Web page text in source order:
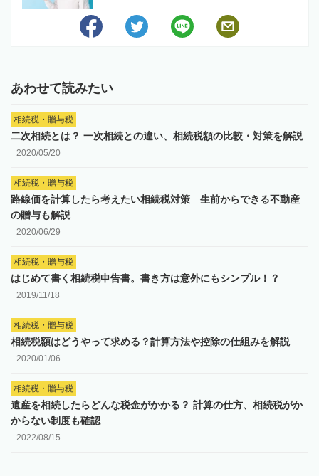
あわせて読みたい
相続税・贈与税
二次相続とは？ 一次相続との違い、相続税額の比較・対策を解説
2020/05/20
相続税・贈与税
路線価を計算したら考えたい相続税対策 生前からできる不動産
の贈与も解説
2020/06/29
相続税・贈与税
はじめて書く相続税申告書。書き方は意外にもシンプル！？
2019/11/18
相続税・贈与税
相続税額はどうやって求める？計算方法や控除の仕組みを解説
2020/01/06
相続税・贈与税
遺産を相続したらどんな税金がかかる？ 計算の仕方、相続税がか
からない制度も確認
2022/08/15